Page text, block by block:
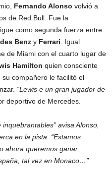
Fernando Alonso volvió a
de Red Bull. Fue la
como segunda fuerza entre
Benz y Ferrari . Igual
de Miami con el cuarto lugar de
Hamilton quien consciente
compañero le facilitó el
“Lewis e un gran jugador de
deportivo de Mercedes.
avisa Alonso,
en la pista. “Estamos
ahora queremos ganar,
tal vez en Monaco…”